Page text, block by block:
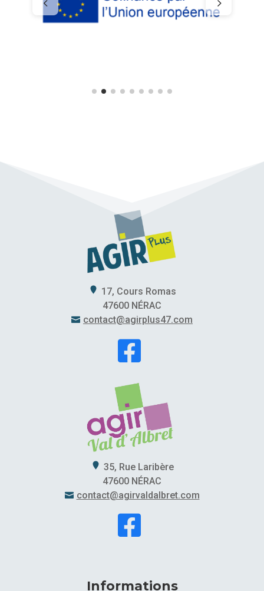
17, Cours Romas
47600 NÉRAC
 contact@agirplus47.com

35, Rue Laribère
47600 NÉRAC
 contact@agirvaldalbret.com

Informations